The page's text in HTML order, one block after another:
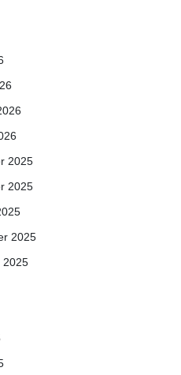
2025
2025
2025
2025